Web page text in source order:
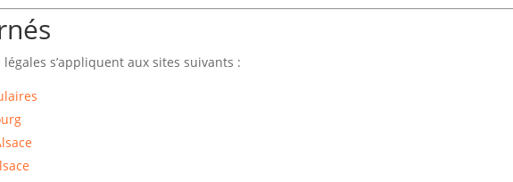
s’appliquent aux sites suivants :